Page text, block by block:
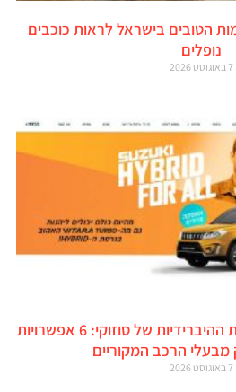
הטובים בישראל לראות כוכבים
נופלים
7 באוגוסט 2026
הוצג הסדר פשרה בפרשת ההיברידיות של סוזוקי: 6 אפשרויות
הרכב המקוריים
7 באוגוסט 2026